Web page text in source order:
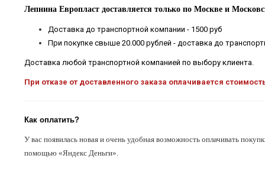
Лепнина Европласт доставляется только по Москве и
Доставка до транспортной компании - 1500 руб
При покупке свыше 20.000 рублей - доставка до
Доставка любой транспортной компанией по выбору клиента.
При отказе от доставленного заказа оплачивается
Как оплатить?
У вас появилась новая и очень удобная возможность оплачивать
помощью «Яндекс Деньги».